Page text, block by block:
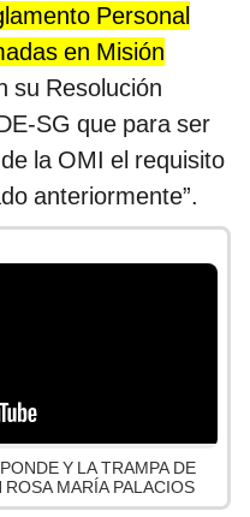
Personal
en Misión
su Resolución
SG que para ser
la OMI el requisito
anteriormente”.
Y LA TRAMPA DE
MARÍA PALACIOS